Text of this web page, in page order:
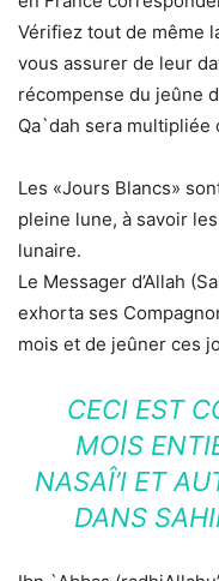
Vérifiez tout de même
vous assurer de leur
récompense du jeûne
Qa`dah sera multipliée
Les «Jours Blancs»
pleine lune, à savoir
lunaire.
Le Messager d’Allah
exhorta ses
mois et de jeûner ces
CECI EST
MOIS
NASAÎ’I ET
DANS